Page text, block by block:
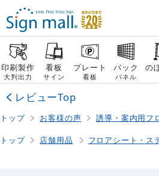
印刷製作
大判出力
看板
サイン
プレート
看板
バック
パネル
の
レビューTop
トップ お客様の声 誘導・案内用フ
トップ 店舗用品 フロアシート・ス